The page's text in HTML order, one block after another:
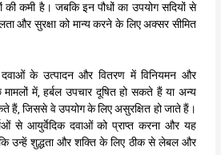
की कमी है। जबकि इन पौधों का उपयोग सदियों से
और सुरक्षा को मान्य करने के लिए अक्सर सीमित
के उत्पादन और वितरण में विनियमन और
में, हर्बल उपचार दूषित हो सकते हैं या अन्य
हैं, जिससे वे उपयोग के लिए असुरक्षित हो जाते हैं।
से आयुर्वेदिक दवाओं को प्राप्त करना और यह
कि उन्हें शुद्धता और शक्ति के लिए ठीक से लेबल और